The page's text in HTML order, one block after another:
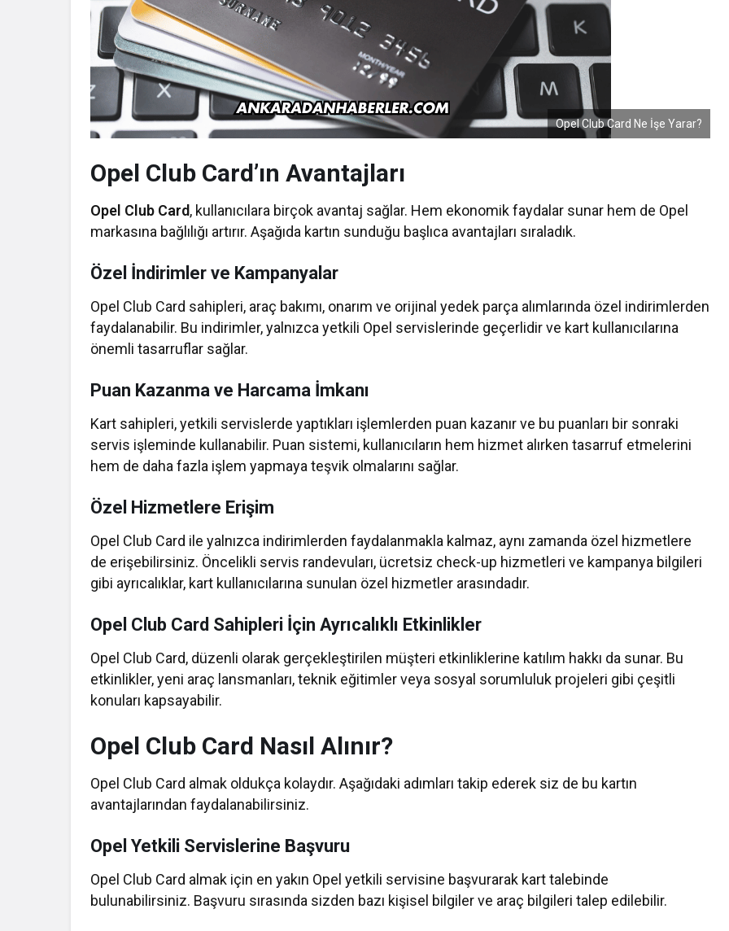
Opel Club Card Ne İşe Yarar?
Opel Club Card’ın Avantajları
Opel Club Card, kullanıcılara birçok avantaj sağlar. Hem ekonomik faydalar sunar hem de Opel
markasına bağlılığı artırır. Aşağıda kartın sunduğu başlıca avantajları sıraladık.
Özel İndirimler ve Kampanyalar
Opel Club Card sahipleri, araç bakımı, onarım ve orijinal yedek parça alımlarında özel indirimlerden
faydalanabilir. Bu indirimler, yalnızca yetkili Opel servislerinde geçerlidir ve kart kullanıcılarına
önemli tasarruflar sağlar.
Puan Kazanma ve Harcama İmkanı
Kart sahipleri, yetkili servislerde yaptıkları işlemlerden puan kazanır ve bu puanları bir sonraki
servis işleminde kullanabilir. Puan sistemi, kullanıcıların hem hizmet alırken tasarruf etmelerini
hem de daha fazla işlem yapmaya teşvik olmalarını sağlar.
Özel Hizmetlere Erişim
Opel Club Card ile yalnızca indirimlerden faydalanmakla kalmaz, aynı zamanda özel hizmetlere
de erişebilirsiniz. Öncelikli servis randevuları, ücretsiz check-up hizmetleri ve kampanya bilgileri
gibi ayrıcalıklar, kart kullanıcılarına sunulan özel hizmetler arasındadır.
Opel Club Card Sahipleri İçin Ayrıcalıklı Etkinlikler
Opel Club Card, düzenli olarak gerçekleştirilen müşteri etkinliklerine katılım hakkı da sunar. Bu
etkinlikler, yeni araç lansmanları, teknik eğitimler veya sosyal sorumluluk projeleri gibi çeşitli
konuları kapsayabilir.
Opel Club Card Nasıl Alınır?
Opel Club Card almak oldukça kolaydır. Aşağıdaki adımları takip ederek siz de bu kartın
avantajlarından faydalanabilirsiniz.
Opel Yetkili Servislerine Başvuru
Opel Club Card almak için en yakın Opel yetkili servisine başvurarak kart talebinde
bulunabilirsiniz. Başvuru sırasında sizden bazı kişisel bilgiler ve araç bilgileri talep edilebilir.